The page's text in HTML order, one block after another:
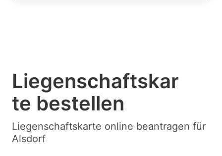
Liegenschaftskar
te bestellen
Liegenschaftskarte online beantragen für
Alsdorf